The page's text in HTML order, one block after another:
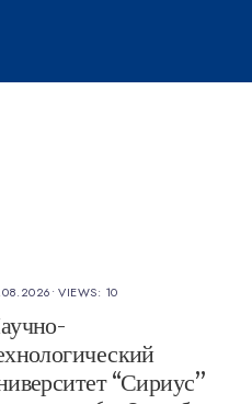
•VIEWS: 10
“Сириус”